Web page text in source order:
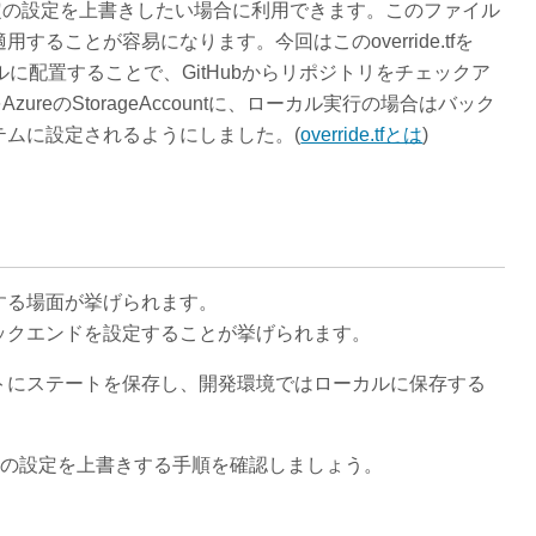
設定を上書きしたい場合に利用できます。このファイル
することが容易になります。今回はこのoverride.tfを
配置することで、GitHubからリポジトリをチェックア
のStorageAccountに、ローカル実行の場合はバック
に設定されるようにしました。(override.tfとは)
場面が挙げられます。
エンドを設定することが挙げられます。
ステートを保存し、開発環境ではローカルに保存する
設定を上書きする手順を確認しましょう。